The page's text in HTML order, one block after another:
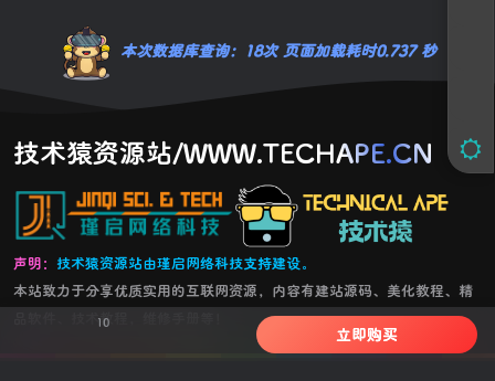
本次数据库查询：18次 页面加载耗时0.737 秒
技术猿资源站/WWW.TECHAPE.CN
声明： 技术猿资源站由瑾启网络科技支持建设。
本站致力于分享优质实用的互联网资源，内容有建站源码、美化教程、精
品软件、技术教程，维修手册等！
10
立即购买